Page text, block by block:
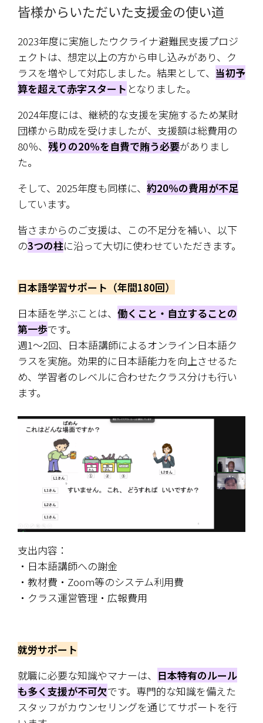
皆様からいただいた支援金の使い道
2023年度に実施したウクライナ避難民支援プロジ
ェクトは、想定以上の方から申し込みがあり、ク
ラスを増やして対応しました。結果として、 当初予
算を超えて赤字スタート となりました。
2024年度には、継続的な支援を実施するため某財
団様から助成を受けましたが、支援額は総費用の
80％、 残りの20％を自費で賄う必要がありまし
た。
そして、2025年度も同様に、 約20％の費用が不足
しています。
皆さまからのご支援は、この不足分を補い、以下
の3つの柱に沿って大切に使わせていただきます。
日本語学習サポート（年間180回）
日本語を学ぶことは、 働くこと・自立することの
第一歩です。
週1〜2回、日本語講師によるオンライン日本語ク
ラスを実施。効果的に日本語能力を向上させるた
め、学習者のレベルに合わせたクラス分けも行い
ます。
支出内容：
・日本語講師への謝金
・教材費・Zoom等のシステム利用費
・クラス運営管理・広報費用
就労サポート
就職に必要な知識やマナーは、 日本特有のルール
も多く支援が不可欠です。専門的な知識を備えた
スタッフがカウンセリングを通じてサポートを行